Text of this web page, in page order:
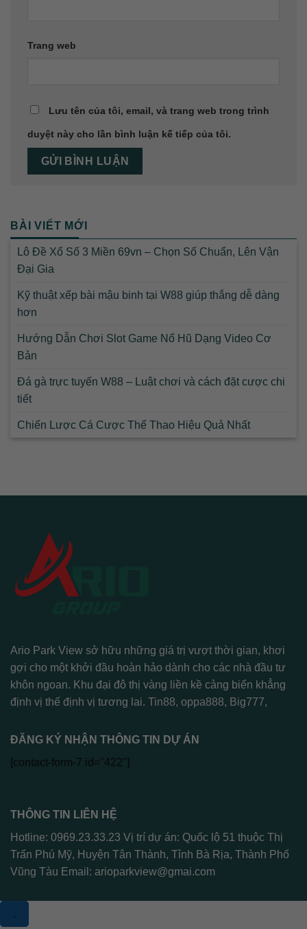
Trang web
Lưu tên của tôi, email, và trang web trong trình
duyệt này cho lần bình luận kế tiếp của tôi.
BÀI VIẾT MỚI
Lô Đề Xổ Số 3 Miền 69vn – Chọn Số Chuẩn, Lên Vận
Đại Gia
Kỹ thuật xếp bài mậu binh tại W88 giúp thắng dễ dàng
hơn
Hướng Dẫn Chơi Slot Game Nổ Hũ Dạng Video Cơ
Bản
Đá gà trực tuyến W88 – Luật chơi và cách đặt cược chi
tiết
Chiến Lược Cá Cược Thể Thao Hiệu Quả Nhất
Ario Park View sở hữu những giá trị vượt thời gian, khơi
gợi cho một khởi đầu hoàn hảo dành cho các nhà đầu tư
khôn ngoan. Khu đại đô thị vàng liền kề cảng biển khẳng
định vị thế định vị tương lai. Tin88, oppa888, Big777,
ĐĂNG KÝ NHẬN THÔNG TIN DỰ ÁN
[contact-form-7 id="422"]
THÔNG TIN LIÊN HỆ
Hotline: 0969.23.33.23 Vị trí dự án: Quốc lộ 51 thuộc Thị
Trấn Phú Mỹ, Huyện Tân Thành, Tỉnh Bà Rịa, Thành Phố
Vũng Tàu Email: arioparkview@gmai.com
.